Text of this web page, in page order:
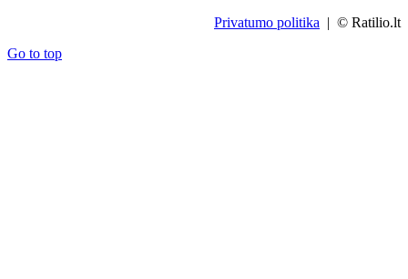
Privatumo politika | © Ratilio.lt
Go to top